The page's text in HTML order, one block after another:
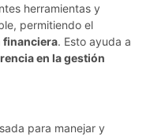
herramientas y
permitiendo el
financiera. Esto ayuda a
en la gestión
para manejar y